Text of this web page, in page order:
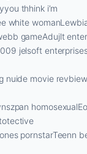
thhink i’m
white
gameAdujlt
jelsoft
movie
pornstarTeenn